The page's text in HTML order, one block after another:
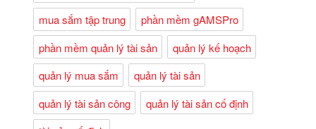
mua sắm tập trung
phần mềm gAMSPro
phần mềm quản lý tài sản
quản lý kế hoạch
quản lý mua sắm
quản lý tài sản
quản lý tài sản công
quản lý tài sản cố định